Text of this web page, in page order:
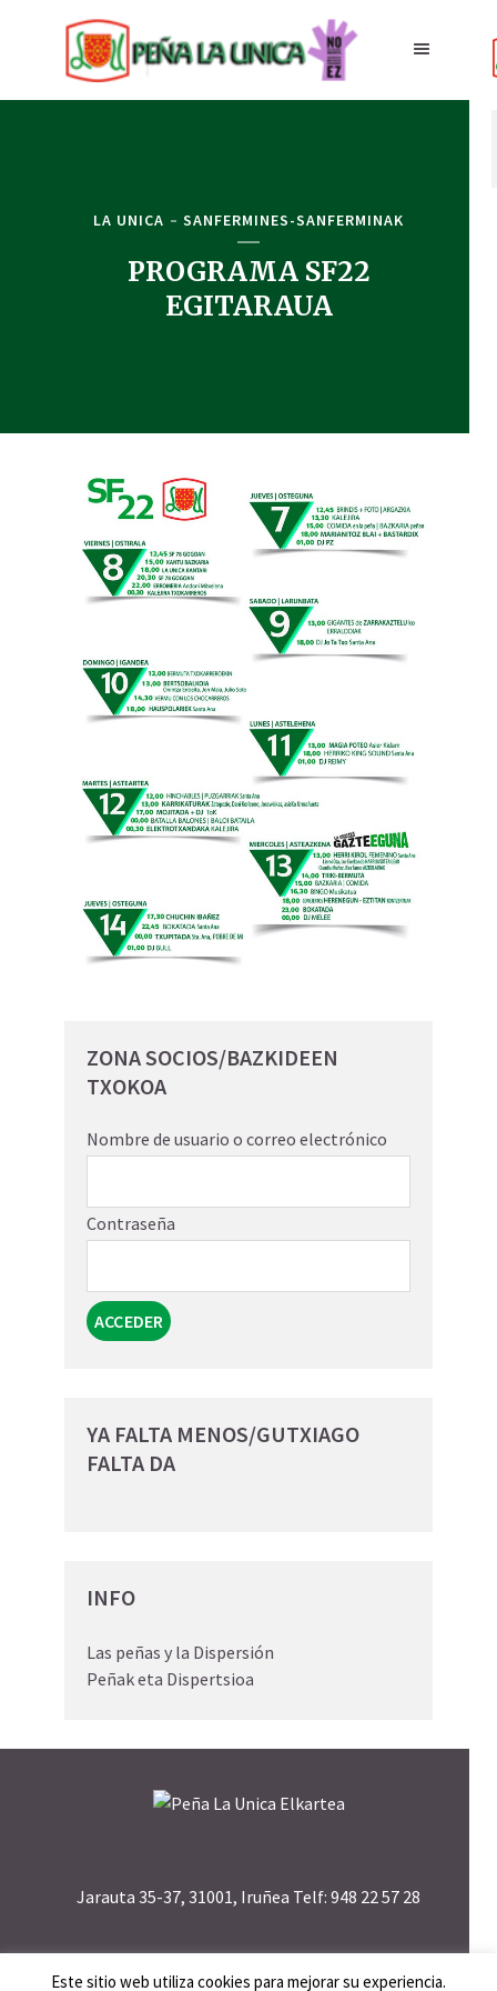
LA UNICA SANFERMINES-SANFERMINAK
PROGRAMA SF22
EGITARAUA
ZONA SOCIOS/BAZKIDEEN
TXOKOA
Nombre de usuario o correo electrónico
Contraseña
YA FALTA MENOS/GUTXIAGO
FALTA DA
INFO
Las peñas y la Dispersión
Peñak eta Dispertsioa
Jarauta 35-37, 31001, Iruñea Telf: 948 22 57 28
Este sitio web utiliza cookies para mejorar su experiencia.